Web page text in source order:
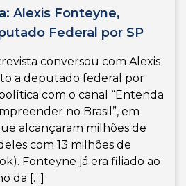
Alexis Fonteyne,
Federal por SP
conversou com Alexis
a deputado federal por
com o canal “Entenda
no Brasil”, em
alcançaram milhões de
com 13 milhões de
Fonteyne já era filiado ao
da […]